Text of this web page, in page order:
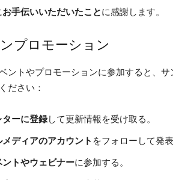
お手伝いいただいたことに感謝します。
プロモーション
ントやプロモーションに参加すると、
ださい：
ーに登録して更新情報を受け取る。
ディアのアカウント をフォローして発
トやウェビナーに参加する。